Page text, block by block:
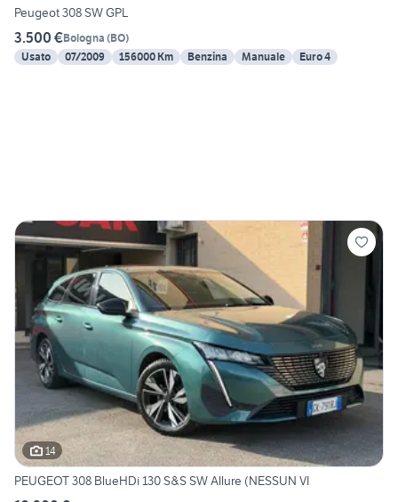
Peugeot 308 SW GPL
3.500 €Bologna (BO)
Usato
07/2009 156000 Km Benzina Manuale Euro 4
14
PEUGEOT 308 BlueHDi 130 S&S SW Allure (NESSUN VI